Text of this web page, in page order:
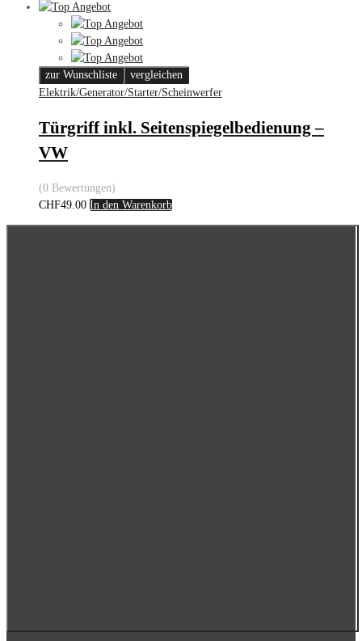
zur Wunschliste
vergleichen
Elektrik/Generator/Starter/Scheinwerfer
Türgriff inkl. Seitenspiegelbedienung –
VW
(0 Bewertungen)
CHF49.00 In den Warenkorb